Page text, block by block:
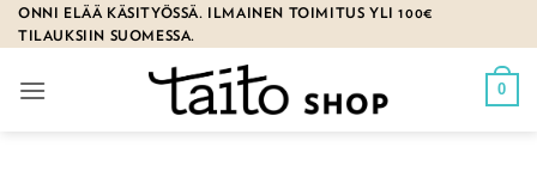
Skip
to
ONNI ELÄÄ KÄSITYÖSSÄ. ILMAINEN TOIMITUS YLI 100€
TILAUKSIIN SUOMESSA.
0